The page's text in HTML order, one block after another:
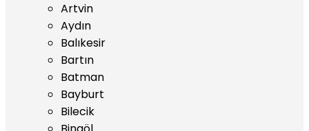
Artvin
Aydın
Balıkesir
Bartın
Batman
Bayburt
Bilecik